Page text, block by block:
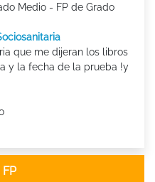
Medio - FP de Grado
que me dijeran los libros
y la fecha de la prueba !y